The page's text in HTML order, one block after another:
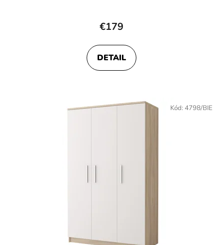
€179
DETAIL
Kód: 4798/BIE